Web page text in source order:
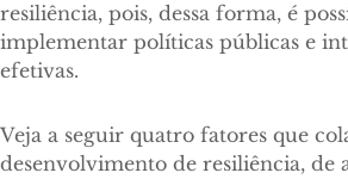
resiliência, pois, dessa forma, é
implementar políticas públicas e
efetivas.
Veja a seguir quatro fatores que
desenvolvimento de resiliência, de